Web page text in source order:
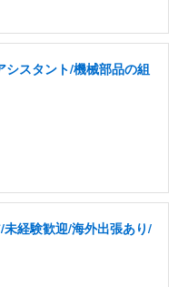
スタント/機械部品の組
未経験歓迎/海外出張あり/